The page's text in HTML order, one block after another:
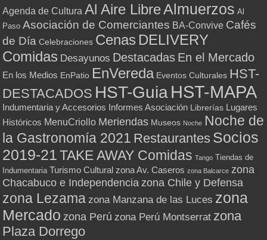
Agenda de Cultura Al Aire LibreAlmuerzos Al
Paso Asociación de Comerciantes BA-Convive Cafés
de Día Celebraciones Cenas DELIVERY
Comidas Desayunos Destacadas En el Mercado
En los Medios EnPatio EnVereda Eventos Culturales HST-
DESTACADOS HST-GuiaHST-MAPA
Indumentaria y Accesorios Informes Asociación Librerías Lugares
Históricos MenuCriollo Meriendas Museos Noche Noche de
la Gastronomía 2021 Restaurantes Socios
2019-21 TAKE AWAY Comidas Tango Tiendas de
Indumentaria Turismo Cultural zona Av. Caseros zona Balcarce zona
Chacabuco e Independencia zona Chile y Defensa
zona Lezama zona Manzana de las Luces zona
Mercado zona Perú zona Perú Montserrat zona
Plaza Dorrego